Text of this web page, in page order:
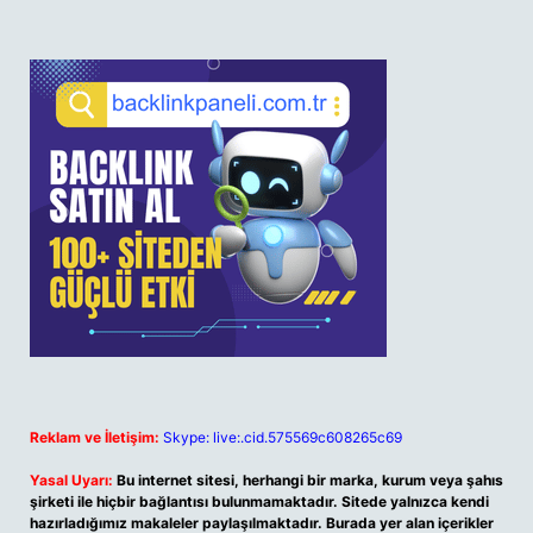
Reklam ve İletişim: Skype: live:.cid.575569c608265c69
Yasal Uyarı: Bu internet sitesi, herhangi bir marka, kurum veya şahıs
şirketi ile hiçbir bağlantısı bulunmamaktadır. Sitede yalnızca kendi
hazırladığımız makaleler paylaşılmaktadır. Burada yer alan içerikler